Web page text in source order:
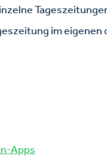
im eigenen
Apps